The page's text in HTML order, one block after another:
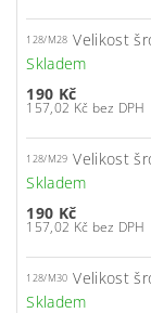
128/M28 Velikost
Skladem
190 Kč
157,02 Kč bez DPH
128/M29 Velikost
Skladem
190 Kč
157,02 Kč bez DPH
128/M30 Velikost
Skladem